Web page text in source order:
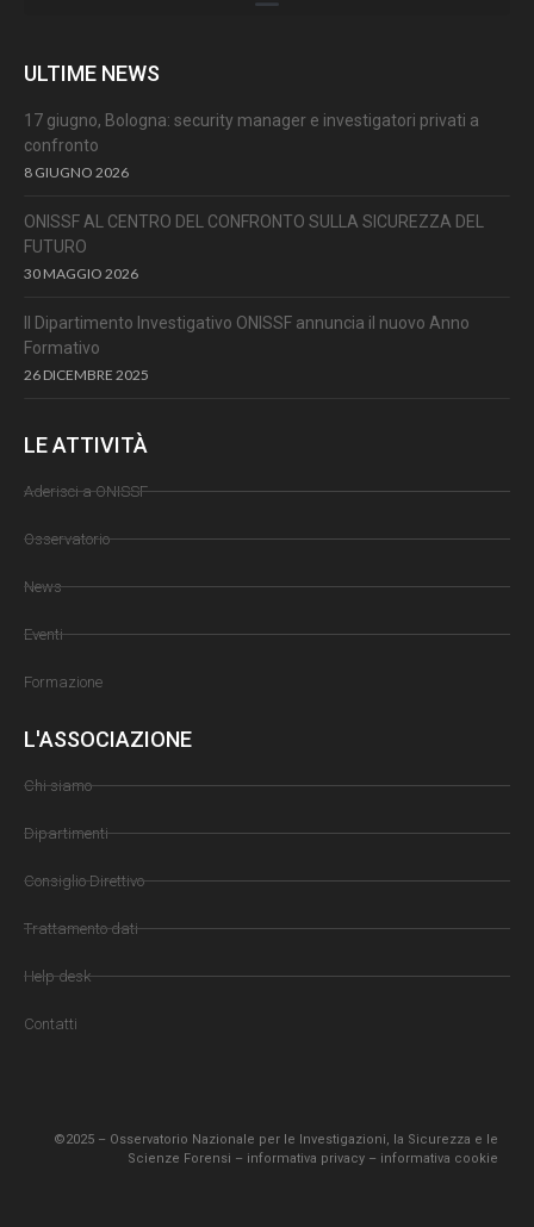
L'ASSOCIAZIONE
Chi siamo
Dipartimenti
Consiglio Direttivo
Trattamento dati
Help desk
Contatti
LE ATTIVITÀ
Aderisci a ONISSF
Osservatorio
News
Eventi
Formazione
ULTIME NEWS
17 giugno, Bologna: security manager e investigatori privati a
confronto
8 GIUGNO 2026
ONISSF AL CENTRO DEL CONFRONTO SULLA SICUREZZA DEL
FUTURO
30 MAGGIO 2026
Il Dipartimento Investigativo ONISSF annuncia il nuovo Anno
Formativo
26 DICEMBRE 2025
©2025 – Osservatorio Nazionale per le Investigazioni, la Sicurezza e le
Scienze Forensi – informativa privacy – informativa cookie